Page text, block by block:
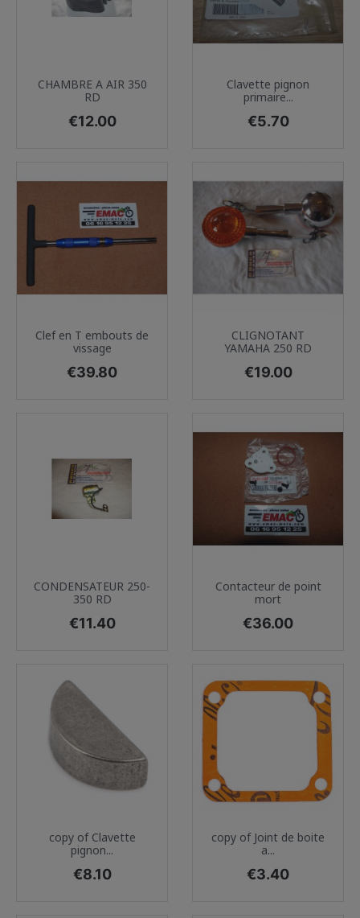
CHAMBRE A AIR 350
RD
Price
€12.00
Clavette pignon
primaire...
Price
€5.70
Clef en T embouts de
vissage
Price
€39.80
CLIGNOTANT
YAMAHA 250 RD
Price
€19.00
CONDENSATEUR 250-
350 RD
Price
€11.40
Contacteur de point
mort
Price
€36.00
copy of Clavette
pignon...
Price
€8.10
copy of Joint de boite
a...
Price
€3.40